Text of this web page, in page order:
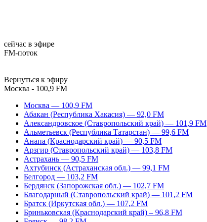
сейчас в эфире
FM-поток
Вернуться к эфиру
Москва - 100,9 FM
Москва — 100,9 FM
Абакан (Республика Хакасия) — 92,0 FM
Александровское (Ставропольский край) — 101,9 FM
Альметьевск (Республика Татарстан) — 99,6 FM
Анапа (Краснодарский край) — 90,5 FM
Арзгир (Ставропольский край) — 103,8 FM
Астрахань — 90,5 FM
Ахтубинск (Астраханская обл.) — 99,1 FM
Белгород — 103,2 FM
Бердянск (Запорожская обл.) — 102,7 FM
Благодарный (Ставропольский край) — 101,2 FM
Братск (Иркутская обл.) — 107,2 FM
Бриньковская (Краснодарский край) – 96,8 FM